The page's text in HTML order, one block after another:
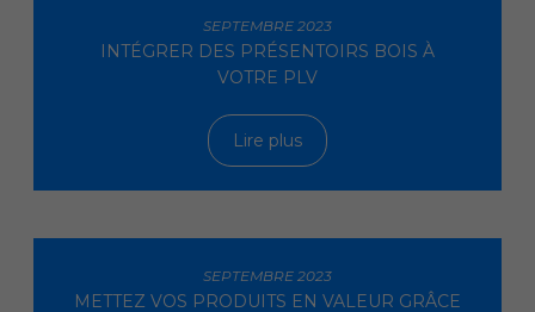
SEPTEMBRE 2023
INTÉGRER DES PRÉSENTOIRS BOIS À
VOTRE PLV
Lire plus
SEPTEMBRE 2023
METTEZ VOS PRODUITS EN VALEUR GRÂCE